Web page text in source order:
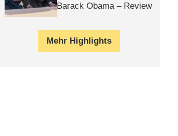
Barack Obama – Review
Mehr Highlights